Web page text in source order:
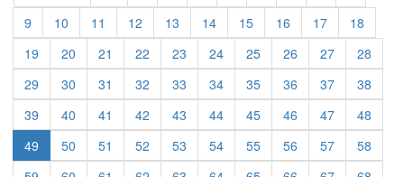
9
10 11 12 13 14 15 16 17
18
19
20 21 22 23 24 25 26 27
28
29
30 31 32 33 34 35 36 37
38
39
40 41 42 43 44 45 46 47
48
49
50 51 52 53 54 55 56 57
58